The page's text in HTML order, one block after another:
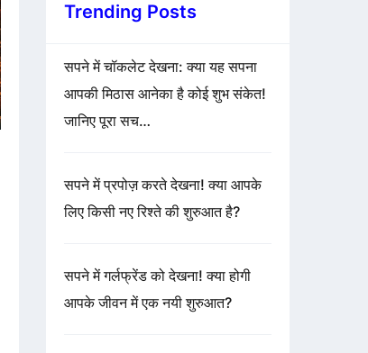
Trending Posts
सपने में चॉकलेट देखना: क्या यह सपना
आपकी मिठास आनेका है कोई शुभ संकेत!
जानिए पूरा सच…
सपने में प्रपोज़ करते देखना! क्या आपके
लिए किसी नए रिश्ते की शुरुआत है?
सपने में गर्लफ्रेंड को देखना! क्या होगी
आपके जीवन में एक नयी शुरुआत?